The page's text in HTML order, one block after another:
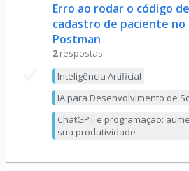
Erro ao rodar o código de
cadastro de paciente no
Postman
2 respostas
Inteligência Artificial
IA para Desenvolvimento de
ChatGPT e programação:
sua produtividade